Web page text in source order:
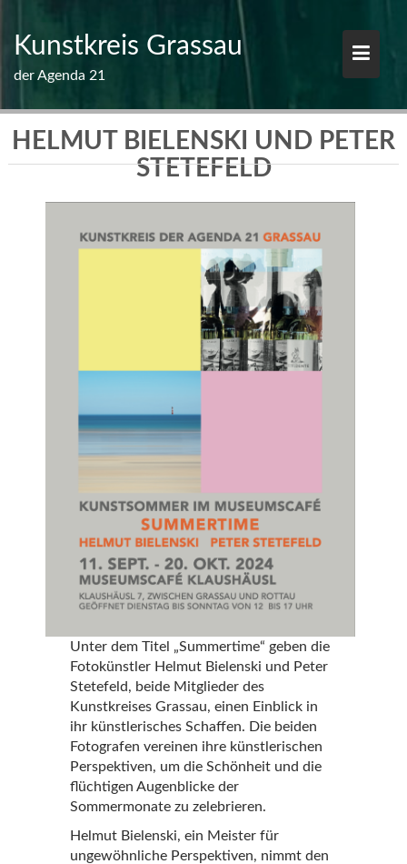
content
Kunstkreis Grassau
der Agenda 21
HELMUT BIELENSKI UND PETER
STETEFELD
Unter dem Titel „Summertime“ geben die
Fotokünstler Helmut Bielenski und Peter
Stetefeld, beide Mitglieder des
Kunstkreises Grassau, einen Einblick in
ihr künstlerisches Schaffen. Die beiden
Fotografen vereinen ihre künstlerischen
Perspektiven, um die Schönheit und die
flüchtigen Augenblicke der
Sommermonate zu zelebrieren.
Helmut Bielenski, ein Meister für
ungewöhnliche Perspektiven, nimmt den